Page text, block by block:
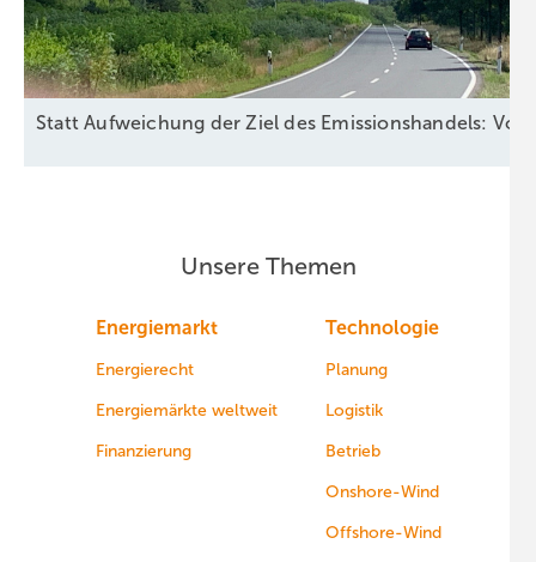
Statt Aufweichung der Ziel des Emissionshandels:
Unsere Themen
Energiemarkt
Energierecht
Energiemärkte weltweit
Finanzierung
Technologie
Planung
Logistik
Betrieb
Onshore-Wind
Offshore-Wind